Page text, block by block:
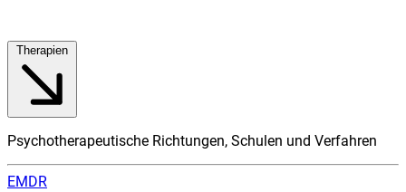
Psychotherapeutische Richtungen, Schulen und Verfahren
EMDR